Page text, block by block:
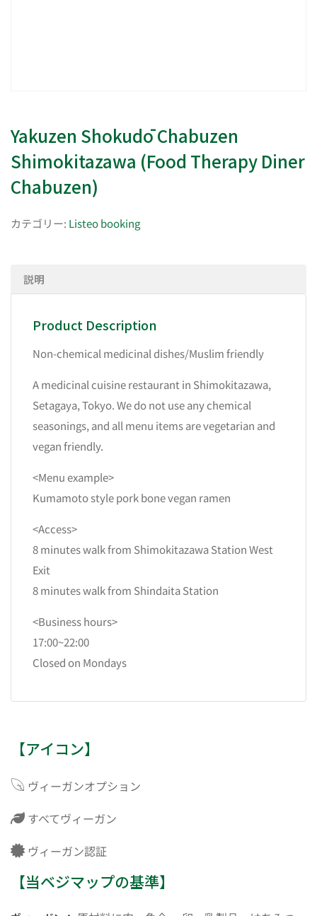
Yakuzen Shokudō Chabuzen
Shimokitazawa (Food Therapy Diner
Chabuzen)
カテゴリー: Listeo booking
説明
Product Description
Non-chemical medicinal dishes/Muslim friendly
A medicinal cuisine restaurant in Shimokitazawa,
Setagaya, Tokyo. We do not use any chemical
seasonings, and all menu items are vegetarian and
vegan friendly.
<Menu example>
Kumamoto style pork bone vegan ramen
<Access>
8 minutes walk from Shimokitazawa Station West
Exit
8 minutes walk from Shindaita Station
<Business hours>
17:00~22:00
Closed on Mondays
【アイコン】
ヴィーガンオプション
すべてヴィーガン
ヴィーガン認証
【当ベジマップの基準】